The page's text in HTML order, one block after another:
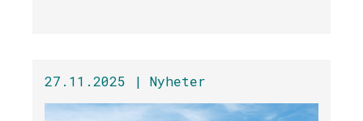
27.11.2025 | Nyheter